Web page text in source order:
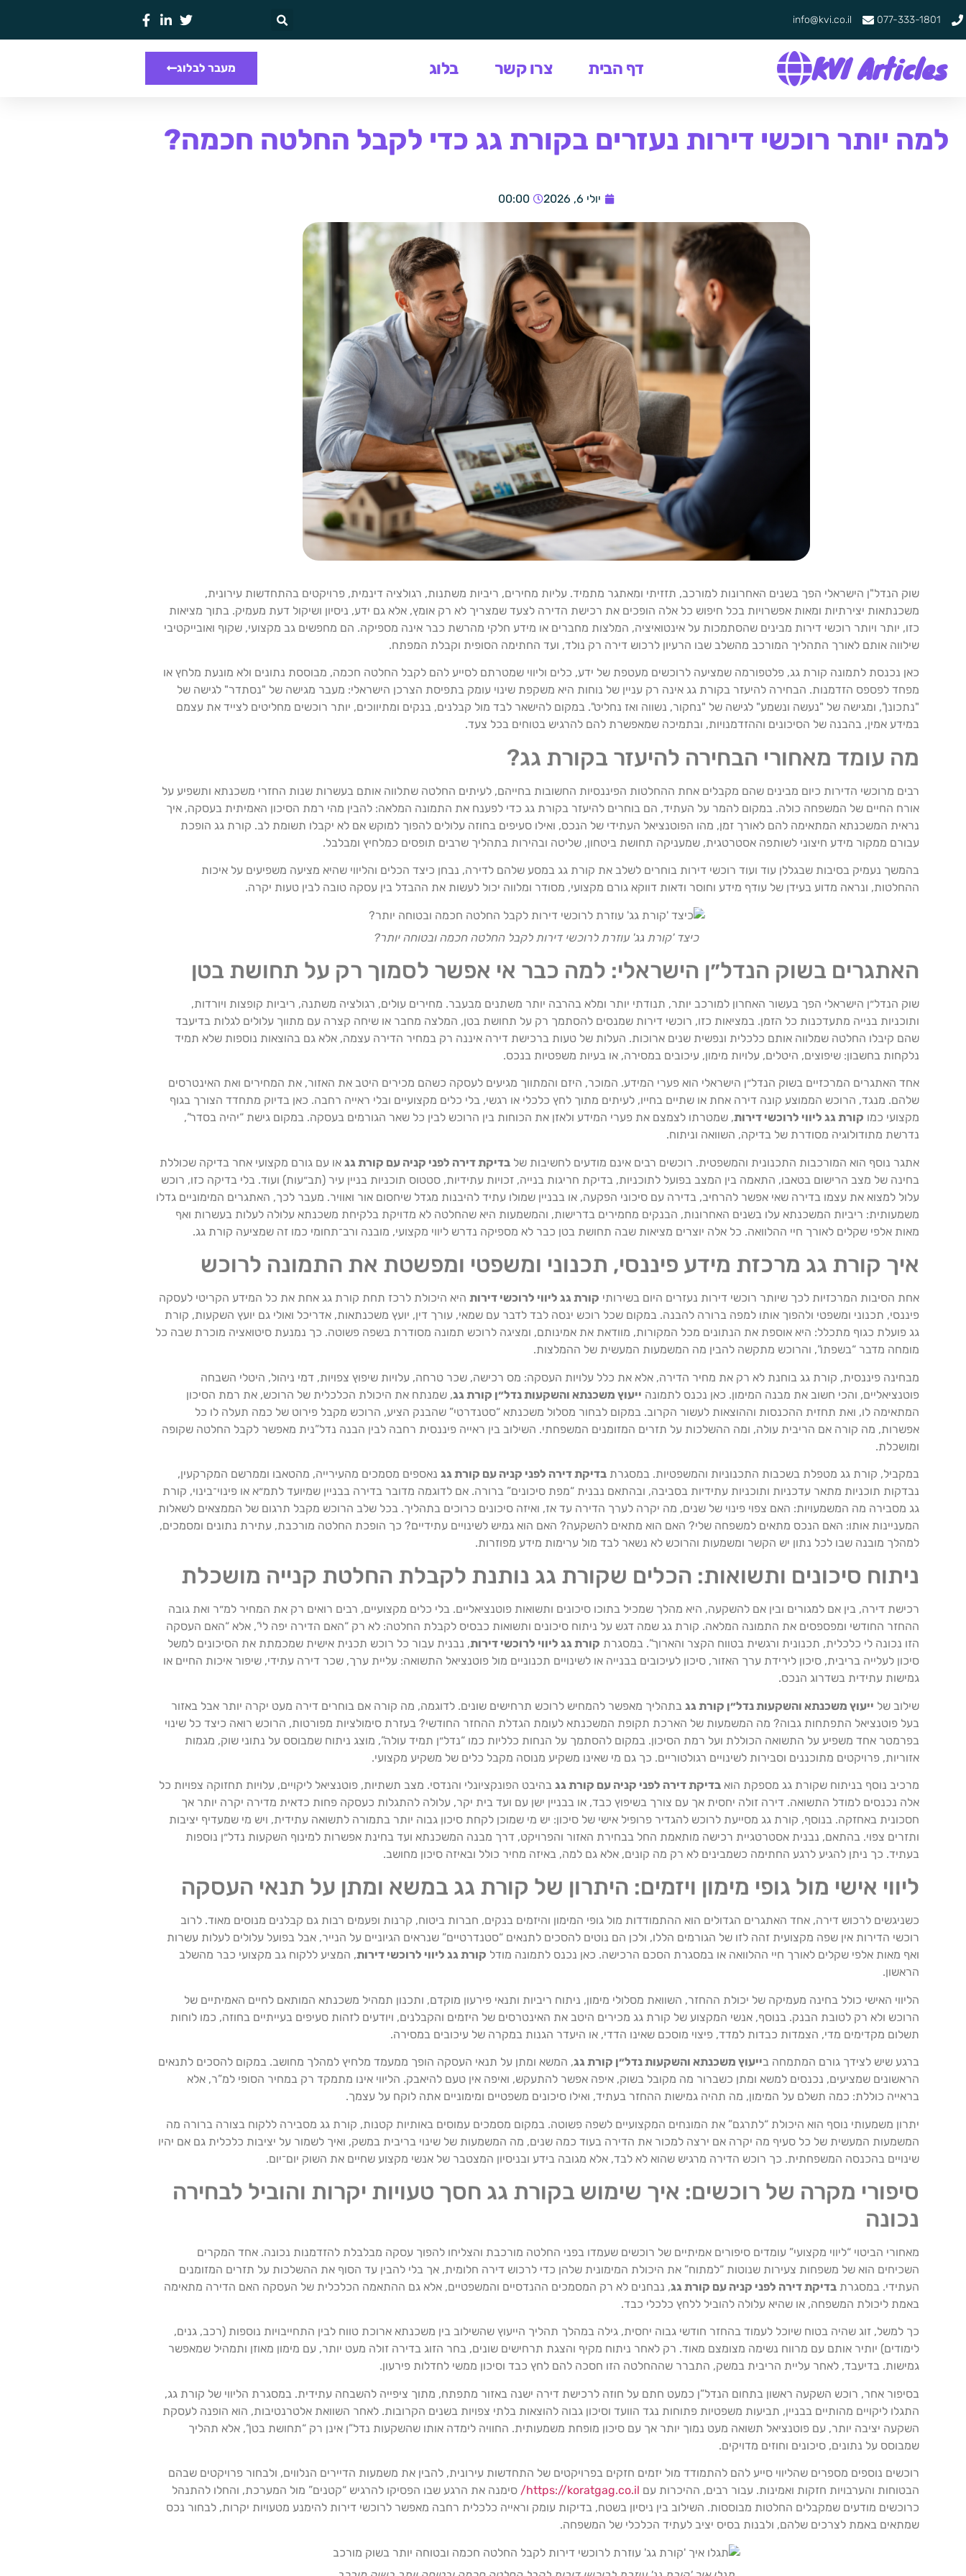
077-333-1801
info@kvi.co.il
KVI Articles דף הבית צרו קשר בלוג מעבר לבלוג
למה יותר רוכשי דירות נעזרים בקורת גג כדי לקבל החלטה חכמה?
יולי 6, 2026 00:00
שוק הנדל"ן הישראלי הפך בשנים האחרונות למורכב, תזזיתי ומאתגר מתמיד. עליות מחירים, ריביות משתנות, רגולציה דינמית, פרויקטים בהתחדשות עירונית,
משכנתאות יצירתיות ומאות אפשרויות בכל חיפוש כל אלה הופכים את רכישת הדירה לצעד שמצריך לא רק אומץ, אלא גם ידע, ניסיון ושיקול דעת מעמיק. בתוך מציאות
כזו, יותר ויותר רוכשי דירות מבינים שהסתמכות על אינטואיציה, המלצות מחברים או מידע חלקי מהרשת כבר אינה מספיקה. הם מחפשים גב מקצועי, שקוף ואובייקטיבי
שילווה אותם לאורך התהליך המורכב מהשלב שבו הרעיון לרכוש דירה רק נולד, ועד החתימה הסופית וקבלת המפתח.
כאן נכנסת לתמונה קורת גג, פלטפורמה שמציעה לרוכשים מעטפת של ידע, כלים וליווי שמטרתם לסייע להם לקבל החלטה חכמה, מבוססת נתונים ולא מונעת מלחץ או
מפחד לפספס הזדמנות. הבחירה להיעזר בקורת גג אינה רק עניין של נוחות היא משקפת שינוי עומק בתפיסת הצרכן הישראלי: מעבר מגישה של "נסתדר" לגישה של
"נתכונן", ומגישה של "נעשה ונשמע" לגישה של "נחקור, נשווה ואז נחליט". במקום להישאר לבד מול קבלנים, בנקים ומתיווכים, יותר רוכשים מחליטים לצייד את עצמם
במידע אמין, בהבנה של הסיכונים וההזדמנויות, ובתמיכה שמאפשרת להם להרגיש בטוחים בכל צעד.
מה עומד מאחורי הבחירה להיעזר בקורת גג?
רבים מרוכשי הדירות כיום מבינים שהם מקבלים אחת ההחלטות הפיננסיות החשובות בחייהם, לעיתים החלטה שתלווה אותם בעשרות שנות החזרי משכנתא ותשפיע על
אורח החיים של המשפחה כולה. במקום להמר על העתיד, הם בוחרים להיעזר בקורת גג כדי לפענח את התמונה המלאה: להבין מהי רמת הסיכון האמיתית בעסקה, איך
נראית המשכנתא המתאימה להם לאורך זמן, מהו הפוטנציאל העתידי של הנכס, ואילו סעיפים בחוזה עלולים להפוך למוקש אם לא יקבלו תשומת לב. קורת גג הופכת
עבורם ממקור מידע חיצוני לשותפה אסטרטגית, שמעניקה תחושת ביטחון, שליטה ובהירות בתהליך שרבים תופסים כמלחיץ ומבלבל.
בהמשך נעמיק בסיבות שבגללן עוד ועוד רוכשי דירות בוחרים לשלב את קורת גג במסע שלהם לדירה, נבחן כיצד הכלים והליווי שהיא מציעה משפיעים על איכות
ההחלטות, ונראה מדוע בעידן של עודף מידע וחוסר ודאות דווקא גורם מקצועי, מסודר ומלווה יכול לעשות את ההבדל בין עסקה טובה לבין טעות יקרה.
כיצד 'קורת גג' עוזרת לרוכשי דירות לקבל החלטה חכמה ובטוחה יותר?
האתגרים בשוק הנדל״ן הישראלי: למה כבר אי אפשר לסמוך רק על תחושת בטן
שוק הנדל״ן הישראלי הפך בעשור האחרון למורכב יותר, תנודתי יותר ומלא בהרבה יותר משתנים מבעבר. מחירים עולים, רגולציה משתנה, ריביות קופצות ויורדות,
ותוכניות בנייה מתעדכנות כל הזמן. במציאות כזו, רוכשי דירות שמנסים להסתמך רק על תחושת בטן, המלצה מחבר או שיחה קצרה עם מתווך עלולים לגלות בדיעבד
שהם קיבלו החלטה שמלווה אותם כלכלית ונפשית שנים ארוכות. העלות של טעות ברכישת דירה איננה רק במחיר הדירה עצמה, אלא גם בהוצאות נוספות שלא תמיד
נלקחות בחשבון: שיפוצים, היטלים, עלויות מימון, עיכובים במסירה, או בעיות משפטיות בנכס.
אחד האתגרים המרכזיים בשוק הנדל״ן הישראלי הוא פערי המידע. המוכר, היזם והמתווך מגיעים לעסקה כשהם מכירים היטב את האזור, את המחירים ואת האינטרסים
שלהם. מנגד, הרוכש הממוצע קונה דירה אחת או שתיים בחייו, לעיתים מתוך לחץ כלכלי או רגשי, בלי כלים מקצועיים ובלי ראייה רחבה. כאן בדיוק מתחדד הצורך בגוף
מקצועי כמו קורת גג ליווי לרוכשי דירות, שמטרתו לצמצם את פערי המידע ולאזן את הכוחות בין הרוכש לבין כל שאר הגורמים בעסקה. במקום גישת “יהיה בסדר”,
נדרשת מתודולוגיה מסודרת של בדיקה, השוואה וניתוח.
אתגר נוסף הוא המורכבות התכנונית והמשפטית. רוכשים רבים אינם מודעים לחשיבות של בדיקת דירה לפני קניה עם קורת גג או עם גורם מקצועי אחר בדיקה שכוללת
בחינה של מצב הרישום בטאבו, התאמה בין המצב בפועל לתוכניות, בדיקת חריגות בנייה, זכויות עתידיות, סטטוס תוכניות בניין עיר (תב״עות) ועוד. בלי בדיקה כזו, רוכש
עלול למצוא את עצמו בדירה שאי אפשר להרחיב, בדירה עם סיכוני הפקעה, או בבניין שמולו עתיד להיבנות מגדל שיחסום אור ואוויר. מעבר לכך, האתגרים המימוניים גדלו
משמעותית: ריביות המשכנתא עלו בשנים האחרונות, הבנקים מחמירים בדרישות, והמשמעות היא שהחלטה לא מדויקת בלקיחת משכנתא עלולה לעלות בעשרות ואף
מאות אלפי שקלים לאורך חיי ההלוואה. כל אלה יוצרים מציאות שבה תחושת בטן כבר לא מספיקה נדרש ליווי מקצועי, מובנה ורב־תחומי כמו זה שמציעה קורת גג.
איך קורת גג מרכזת מידע פיננסי, תכנוני ומשפטי ומפשטת את התמונה לרוכש
אחת הסיבות המרכזיות לכך שיותר רוכשי דירות נעזרים היום בשירותי קורת גג ליווי לרוכשי דירות היא היכולת לרכז תחת קורת גג אחת את כל המידע הקריטי לעסקה
פיננסי, תכנוני ומשפטי ולהפוך אותו למפה ברורה להבנה. במקום שכל רוכש ינסה לבד לדבר עם שמאי, עורך דין, יועץ משכנתאות, אדריכל ואולי גם יועץ השקעות, קורת
גג פועלת כגוף מתכלל: היא אוספת את הנתונים מכל המקורות, מוודאת את אמינותם, ומציגה לרוכש תמונה מסודרת בשפה פשוטה. כך נמנעת סיטואציה מוכרת שבה כל
מומחה מדבר “בשפתו”, והרוכש מתקשה להבין מה המשמעות המעשית של ההמלצות.
מבחינה פיננסית, קורת גג בוחנת לא רק את מחיר הדירה, אלא את כלל עלויות העסקה: מס רכישה, שכר טרחה, עלויות שיפוץ צפויות, דמי ניהול, היטלי השבחה
פוטנציאליים, והכי חשוב את מבנה המימון. כאן נכנס לתמונה ייעוץ משכנתא והשקעות נדל״ן קורת גג, שמנתח את היכולת הכלכלית של הרוכש, את רמת הסיכון
המתאימה לו, ואת תחזית ההכנסות וההוצאות לעשור הקרוב. במקום לבחור מסלול משכנתא “סטנדרטי” שהבנק הציע, הרוכש מקבל פירוט של כמה תעלה לו כל
אפשרות, מה קורה אם הריבית עולה, ומה ההשלכות על תזרים המזומנים המשפחתי. השילוב בין ראייה פיננסית רחבה לבין הבנה נדל”נית מאפשר לקבל החלטה שקופה
ומושכלת.
במקביל, קורת גג מטפלת בשכבות התכנוניות והמשפטיות. במסגרת בדיקת דירה לפני קניה עם קורת גג נאספים מסמכים מהעירייה, מהטאבו וממרשם המקרקעין,
נבדקות תוכניות מתאר עדכניות ותוכניות עתידיות בסביבה, ובהתאם נבנית “מפת סיכונים” ברורה. אם לדוגמה מדובר בדירה בבניין שמיועד לתמ״א או פינוי־בינוי, קורת
גג מסבירה מה המשמעויות: האם צפוי פינוי של שנים, מה יקרה לערך הדירה עד אז, ואיזה סיכונים כרוכים בתהליך. בכל שלב הרוכש מקבל תרגום של הממצאים לשאלות
המעניינות אותו: האם הנכס מתאים למשפחה שלי? האם הוא מתאים להשקעה? האם הוא גמיש לשינויים עתידיים? כך הופכת החלטה מורכבת, עתירת נתונים ומסמכים,
למהלך מובנה שבו לכל נתון יש הקשר ומשמעות והרוכש לא נשאר לבד מול ערימות מידע מפוזרות.
ניתוח סיכונים ותשואות: הכלים שקורת גג נותנת לקבלת החלטת קנייה מושכלת
רכישת דירה, בין אם למגורים ובין אם להשקעה, היא מהלך שמכיל בתוכו סיכונים ותשואות פוטנציאליים. בלי כלים מקצועיים, רבים רואים רק את המחיר למ״ר ואת גובה
ההחזר החודשי ומפספסים את התמונה המלאה. קורת גג שמה דגש על ניתוח סיכונים ותשואות כבסיס לקבלת החלטה: לא רק “האם הדירה יפה לי”, אלא “האם העסקה
הזו נכונה לי כלכלית, תכנונית ורגשית בטווח הקצר והארוך”. במסגרת קורת גג ליווי לרוכשי דירות, נבנית עבור כל רוכש תכנית אישית שמכמתת את הסיכונים למשל
סיכון לעלייה בריבית, סיכון לירידת ערך האזור, סיכון לעיכובים בבנייה או לשינויים תכנוניים מול פוטנציאל התשואה: עליית ערך, שכר דירה עתידי, שיפור איכות החיים או
גמישות עתידית בשדרוג הנכס.
שילוב של ייעוץ משכנתא והשקעות נדל״ן קורת גג בתהליך מאפשר להמחיש לרוכש תרחישים שונים. לדוגמה, מה קורה אם בוחרים דירה מעט יקרה יותר אבל באזור
בעל פוטנציאל התפתחות גבוה? מה המשמעות של הארכת תקופת המשכנתא לעומת הגדלת ההחזר החודשי? בעזרת סימולציות מפורטות, הרוכש רואה כיצד כל שינוי
בפרמטר אחד משפיע על התשואה הכוללת ועל רמת הסיכון. במקום להסתמך על הנחות כלליות כמו “נדל״ן תמיד עולה”, מוצג ניתוח שמבוסס על נתוני שוק, מגמות
אזוריות, פרויקטים מתוכננים וסבירות לשינויים רגולטוריים. כך גם מי שאינו משקיע מנוסה מקבל כלים של משקיע מקצועי.
מרכיב נוסף בניתוח שקורת גג מספקת הוא בדיקת דירה לפני קניה עם קורת גג בהיבט הפונקציונלי והנדסי. מצב תשתיות, פוטנציאל ליקויים, עלויות תחזוקה צפויות כל
אלה נכנסים למודל התשואה. דירה זולה יחסית אך עם צורך בשיפוץ כבד, או בבניין ישן עם ועד בית יקר, עלולה להתגלות כעסקה פחות כדאית מדירה יקרה יותר אך
חסכונית באחזקה. בנוסף, קורת גג מסייעת לרוכש להגדיר פרופיל אישי של סיכון: יש מי שמוכן לקחת סיכון גבוה יותר בתמורה לתשואה עתידית, ויש מי שמעדיף יציבות
ותזרים צפוי. בהתאם, נבנית אסטרטגיית רכישה מותאמת החל בבחירת האזור והפרויקט, דרך מבנה המשכנתא ועד בחינת אפשרות למינוף השקעות נדל״ן נוספות
בעתיד. כך ניתן להגיע לרגע החתימה כשמבינים לא רק מה קונים, אלא גם למה, באיזה מחיר כולל ובאיזה סיכון מחושב.
ליווי אישי מול גופי מימון ויזמים: היתרון של קורת גג במשא ומתן על תנאי העסקה
כשניגשים לרכוש דירה, אחד האתגרים הגדולים הוא ההתמודדות מול גופי המימון והיזמים בנקים, חברות ביטוח, קרנות ופעמים רבות גם קבלנים מנוסים מאוד. לרוב
רוכשי הדירות אין שפה מקצועית זהה לזו של הגורמים הללו, ולכן הם נוטים להסכים לתנאים “סטנדרטיים” שנראים הגיוניים על הנייר, אבל בפועל עלולים לעלות עשרות
ואף מאות אלפי שקלים לאורך חיי ההלוואה או במסגרת הסכם הרכישה. כאן נכנס לתמונה מודל קורת גג ליווי לרוכשי דירות, המציע ללקוח גב מקצועי כבר מהשלב
הראשון.
הליווי האישי כולל בחינה מעמיקה של יכולת ההחזר, השוואת מסלולי מימון, ניתוח ריביות ותנאי פירעון מוקדם, ותכנון תמהיל משכנתא המותאם לחיים האמיתיים של
הרוכש ולא רק לטובת הבנק. בנוסף, אנשי המקצוע של קורת גג מכירים היטב את האינטרסים של היזמים והקבלנים, ויודעים לזהות סעיפים בעייתיים בחוזה, כמו לוחות
תשלום מקדימים מדי, הצמדות כבדות למדד, פיצוי מוסכם שאינו הדדי, או היעדר הגנות במקרה של עיכובים במסירה.
ברגע שיש לצידך גורם המתמחה בייעוץ משכנתא והשקעות נדל״ן קורת גג, המשא ומתן על תנאי העסקה הופך ממעמד מלחיץ למהלך מחושב. במקום להסכים לתנאים
הראשונים שמציעים, נכנסים למשא ומתן כשברור מה מקובל בשוק, איפה אפשר להתעקש, ואיפה אין טעם להיאבק. הליווי אינו מתמקד רק במחיר הסופי למ”ר, אלא
בראייה כוללת: כמה תשלם על המימון, מה תהיה גמישות ההחזר בעתיד, ואילו סיכונים משפטיים ומימוניים אתה לוקח על עצמך.
יתרון משמעותי נוסף הוא היכולת “לתרגם” את המונחים המקצועיים לשפה פשוטה. במקום מסמכים עמוסים באותיות קטנות, קורת גג מסבירה ללקוח בצורה ברורה מה
המשמעות המעשית של כל סעיף מה יקרה אם ירצה למכור את הדירה בעוד כמה שנים, מה המשמעות של שינוי בריבית במשק, ואיך לשמור על יציבות כלכלית גם אם יהיו
שינויים בהכנסה המשפחתית. כך רוכש הדירה מרגיש שהוא לא לבד, אלא מגובה בידע ובניסיון המצטבר של אנשי מקצוע שחיים את השוק יום־יום.
סיפורי מקרה של רוכשים: איך שימוש בקורת גג חסך טעויות יקרות והוביל לבחירה
נכונה
מאחורי הביטוי “ליווי מקצועי” עומדים סיפורים אמיתיים של רוכשים שעמדו בפני החלטה מורכבת והצליחו להפוך עסקה מבלבלת להזדמנות נכונה. אחד המקרים
השכיחים הוא של משפחות צעירות שנוטות “למתוח” את היכולת המימונית שלהן כדי לרכוש דירה חלומית, אך בלי להבין עד הסוף את ההשלכות על תזרים המזומנים
העתידי. במסגרת בדיקת דירה לפני קניה עם קורת גג, נבחנים לא רק המסמכים ההנדסיים והמשפטיים, אלא גם ההתאמה הכלכלית של העסקה האם הדירה מתאימה
באמת ליכולת המשפחה, או שהיא עלולה להוביל ללחץ כלכלי כבד.
כך למשל, זוג שהיה בטוח שיוכל לעמוד בהחזר חודשי גבוה יחסית, גילה במהלך תהליך הייעוץ שהשילוב בין משכנתא ארוכת טווח לבין התחייבויות נוספות (רכב, גנים,
לימודים) יותיר אותם עם מרווח נשימה מצומצם מאוד. רק לאחר ניתוח מקיף והצגת תרחישים שונים, בחר הזוג בדירה זולה מעט יותר, עם מימון מאוזן ותמהיל שמאפשר
גמישות. בדיעבד, לאחר עליית הריבית במשק, התברר שההחלטה הזו חסכה להם לחץ כבד וסיכון ממשי לחדלות פירעון.
בסיפור אחר, רוכש השקעה ראשון בתחום הנדל”ן כמעט חתם על חוזה לרכישת דירה ישנה באזור מתפתח, מתוך ציפייה להשבחה עתידית. במסגרת הליווי של קורת גג,
התגלו ליקויים מהותיים בבניין, תביעות משפטיות פתוחות נגד הוועד וסיכון גבוה להוצאות בלתי צפויות בשנים הקרובות. לאחר השוואת אלטרנטיבות, הוא הופנה לעסקת
השקעה יציבה יותר, עם פוטנציאל תשואה מעט נמוך יותר אך עם סיכון מופחת משמעותית. החוויה לימדה אותו שהשקעות נדל”ן אינן רק “תחושת בטן”, אלא תהליך
שמבוסס על נתונים, סיכונים וחוזים מדויקים.
רוכשים נוספים מספרים שהליווי סייע להם להתמודד מול יזמים חזקים בפרויקטים של התחדשות עירונית, להבין את משמעות הדיירים הנלווים, ולבחור פרויקטים שבהם
הבטוחות והערבויות חזקות ואמינות. עבור רבים, ההיכרות עם https://koratgag.co.il/
סימנה את הרגע שבו הפסיקו להרגיש “קטנים” מול המערכת, והחלו להתנהל
כרוכשים מודעים שמקבלים החלטות מבוססות. השילוב בין ניסיון בשטח, בדיקות עומק וראייה כלכלית רחבה מאפשר לרוכשי דירות להימנע מטעויות יקרות, לבחור נכס
שמתאים באמת לצרכים שלהם, ולבנות בסיס יציב לעתיד הכלכלי של המשפחה.